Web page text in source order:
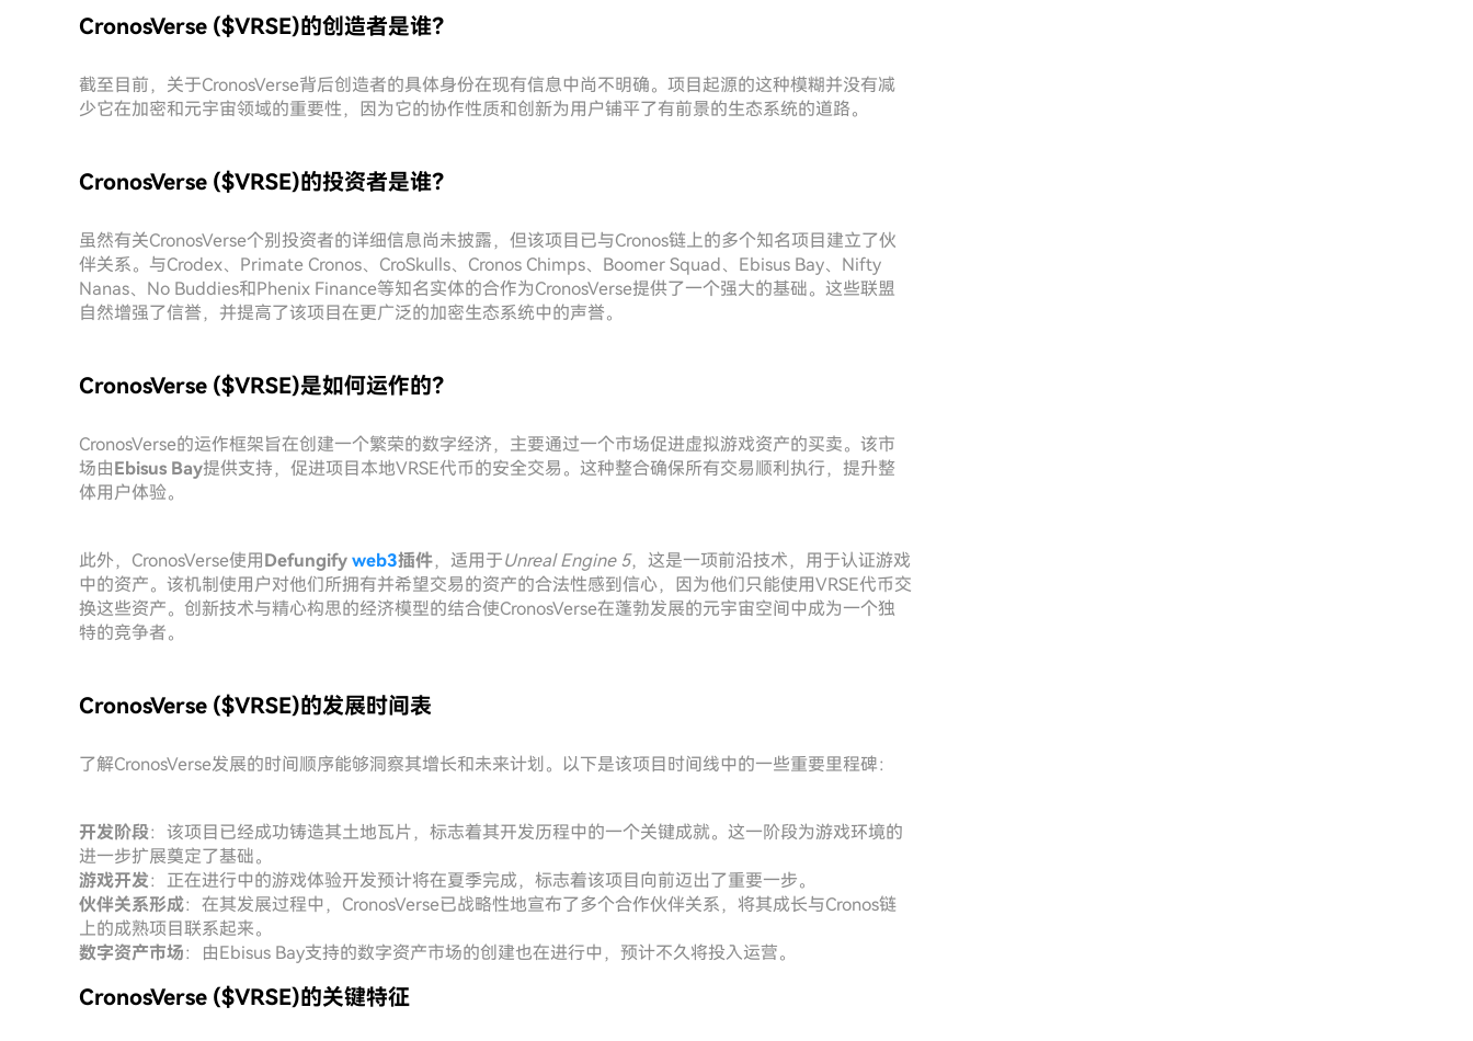
CronosVerse ($VRSE)的创造者是谁？
截至目前，关于CronosVerse背后创造者的具体身份在现有信息中尚不明确。项目起源的这种模糊并没有减
少它在加密和元宇宙领域的重要性，因为它的协作性质和创新为用户铺平了有前景的生态系统的道路。
CronosVerse ($VRSE)的投资者是谁？
虽然有关CronosVerse个别投资者的详细信息尚未披露，但该项目已与Cronos链上的多个知名项目建立了伙
伴关系。与Crodex、Primate Cronos、CroSkulls、Cronos Chimps、Boomer Squad、Ebisus Bay、Nifty
Nanas、No Buddies和Phenix Finance等知名实体的合作为CronosVerse提供了一个强大的基础。这些联盟
自然增强了信誉，并提高了该项目在更广泛的加密生态系统中的声誉。
CronosVerse ($VRSE)是如何运作的？
CronosVerse的运作框架旨在创建一个繁荣的数字经济，主要通过一个市场促进虚拟游戏资产的买卖。该市
场由Ebisus Bay提供支持，促进项目本地VRSE代币的安全交易。这种整合确保所有交易顺利执行，提升整
体用户体验。
此外，CronosVerse使用Defungify web3插件，适用于Unreal Engine 5，这是一项前沿技术，用于认证游戏
中的资产。该机制使用户对他们所拥有并希望交易的资产的合法性感到信心，因为他们只能使用VRSE代币交
换这些资产。创新技术与精心构思的经济模型的结合使CronosVerse在蓬勃发展的元宇宙空间中成为一个独
特的竞争者。
CronosVerse ($VRSE)的发展时间表
了解CronosVerse发展的时间顺序能够洞察其增长和未来计划。以下是该项目时间线中的一些重要里程碑：
开发阶段：该项目已经成功铸造其土地瓦片，标志着其开发历程中的一个关键成就。这一阶段为游戏环境的
进一步扩展奠定了基础。
游戏开发：正在进行中的游戏体验开发预计将在夏季完成，标志着该项目向前迈出了重要一步。
伙伴关系形成：在其发展过程中，CronosVerse已战略性地宣布了多个合作伙伴关系，将其成长与Cronos链
上的成熟项目联系起来。
数字资产市场：由Ebisus Bay支持的数字资产市场的创建也在进行中，预计不久将投入运营。
CronosVerse ($VRSE)的关键特征